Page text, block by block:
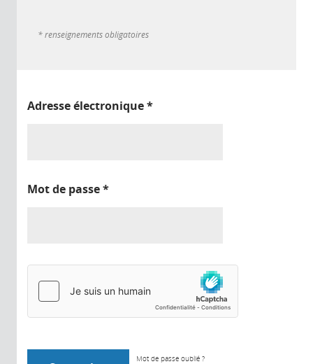
* renseignements obligatoires
Adresse électronique*
Mot de passe*
Mot de passe oublié ?